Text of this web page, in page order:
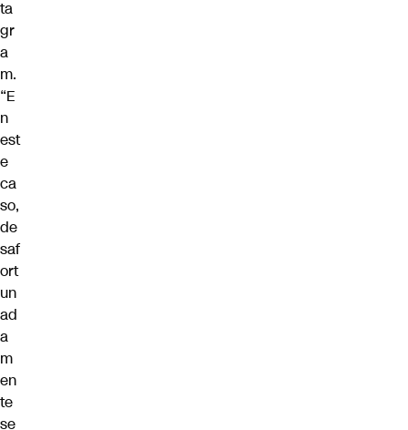
ta
gr
a
m.
“E
n
est
e
ca
so,
de
saf
ort
un
ad
a
m
en
te
se